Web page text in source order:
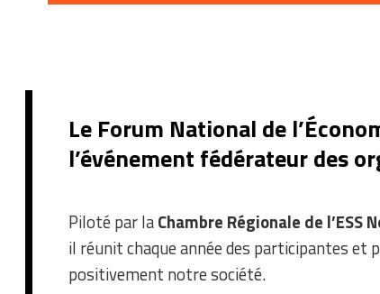
Le Forum National de
l’événement fédérateur des
Piloté par laChambre Régionale de l’ESS
il réunit chaque année des participantes et
positivement notre société.